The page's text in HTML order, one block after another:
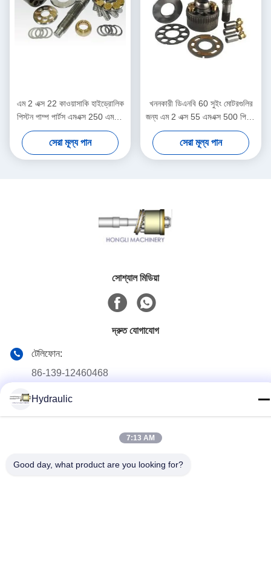
এম 2 এক্স 22 কাওয়াসাকি হাইড্রোলিক
পিস্টন পাম্প পার্টস এমএক্স 250 এমএক্স
500 এমএক্স 530 উপলব্ধ
সেরা মূল্য পান
খননকারী ডিএনবি 60 সুইং মোটরগুলির
জন্য এম 2 এক্স 55 এমএক্স 500 পিস্টন
কাওয়াসাকি হাইড্রোলিক মোটর পার্টস
সেরা মূল্য পান
সোশ্যাল মিডিয়া
দ্রুত যোগাযোগ
টেলিফোন:
86-139-12460468
ই-মেইল
admin@hlhydraulics.com
Hydraulic
7:13 AM
Good day, what product are you looking for?